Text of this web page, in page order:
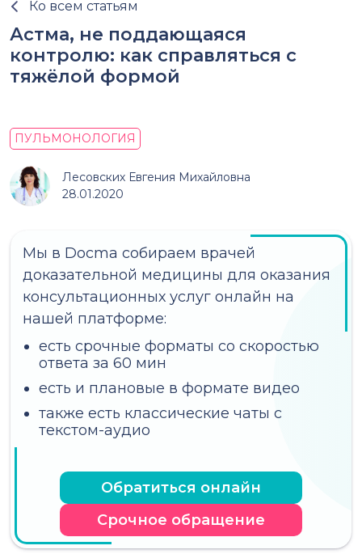
Ко всем статьям
Астма, не поддающаяся
контролю: как справляться с
тяжёлой формой
ПУЛЬМОНОЛОГИЯ
Лесовских Евгения Михайловна
28.01.2020
Мы в Docma собираем врачей
доказательной медицины для оказания
консультационных услуг онлайн на
нашей платформе:
есть срочные форматы со скоростью
ответа за 60 мин
есть и плановые в формате видео
также есть классические чаты с
текстом-аудио
Обратиться онлайн
Срочное обращение